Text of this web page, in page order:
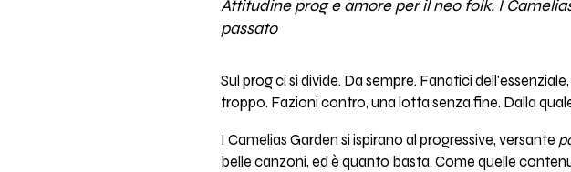
Attitudine prog e amore per il neo folk. I
passato
Sul prog ci si divide. Da sempre. Fanatici
troppo. Fazioni contro, una lotta senza fine. Dalla
I Camelias Garden si ispirano al progressive, versante
belle canzoni, ed è quanto basta. Come quelle